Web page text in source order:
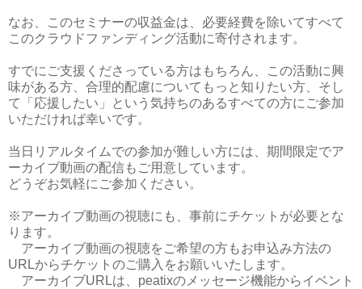
なお、このセミナーの収益金は、必要経費を除いてすべて
このクラウドファンディング活動に寄付されます。
すでにご支援くださっている方はもちろん、この活動に興
味がある方、合理的配慮についてもっと知りたい方、そし
て「応援したい」という気持ちのあるすべての方にご参加
いただければ幸いです。
当日リアルタイムでの参加が難しい方には、期間限定でア
ーカイブ動画の配信もご用意しています。
どうぞお気軽にご参加ください。
※アーカイブ動画の視聴にも、事前にチケットが必要とな
ります。
アーカイブ動画の視聴をご希望の方もお申込み方法の
URLからチケットのご購入をお願いいたします。
アーカイブURLは、peatixのメッセージ機能からイベント